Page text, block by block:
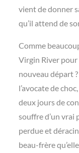
vient de donner
qu’il attend de
Comme
Virgin River pour
nouveau départ ?
l’avocate de
deux jours de
souffre d’un vrai
perdue et
beau-frère